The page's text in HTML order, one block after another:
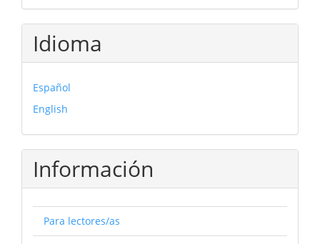
Idioma
Español
English
Información
Para lectores/as